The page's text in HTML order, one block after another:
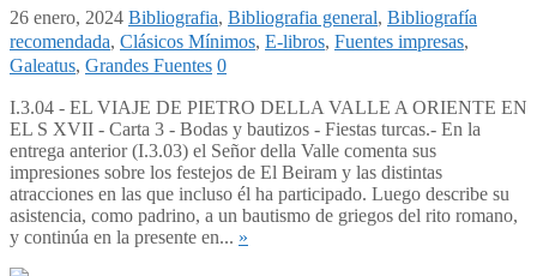
26 enero, 2024 Bibliografia, Bibliografia general, Bibliografía
recomendada, Clásicos Mínimos, E-libros, Fuentes impresas,
Galeatus, Grandes Fuentes 0
I.3.04 - EL VIAJE DE PIETRO DELLA VALLE A ORIENTE EN
EL S XVII - Carta 3 - Bodas y bautizos - Fiestas turcas.- En la
entrega anterior (I.3.03) el Señor della Valle comenta sus
impresiones sobre los festejos de El Beiram y las distintas
atracciones en las que incluso él ha participado. Luego describe su
asistencia, como padrino, a un bautismo de griegos del rito romano,
y continúa en la presente en... »